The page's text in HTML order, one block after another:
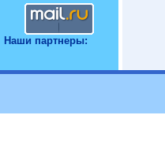
Наши партнеры: